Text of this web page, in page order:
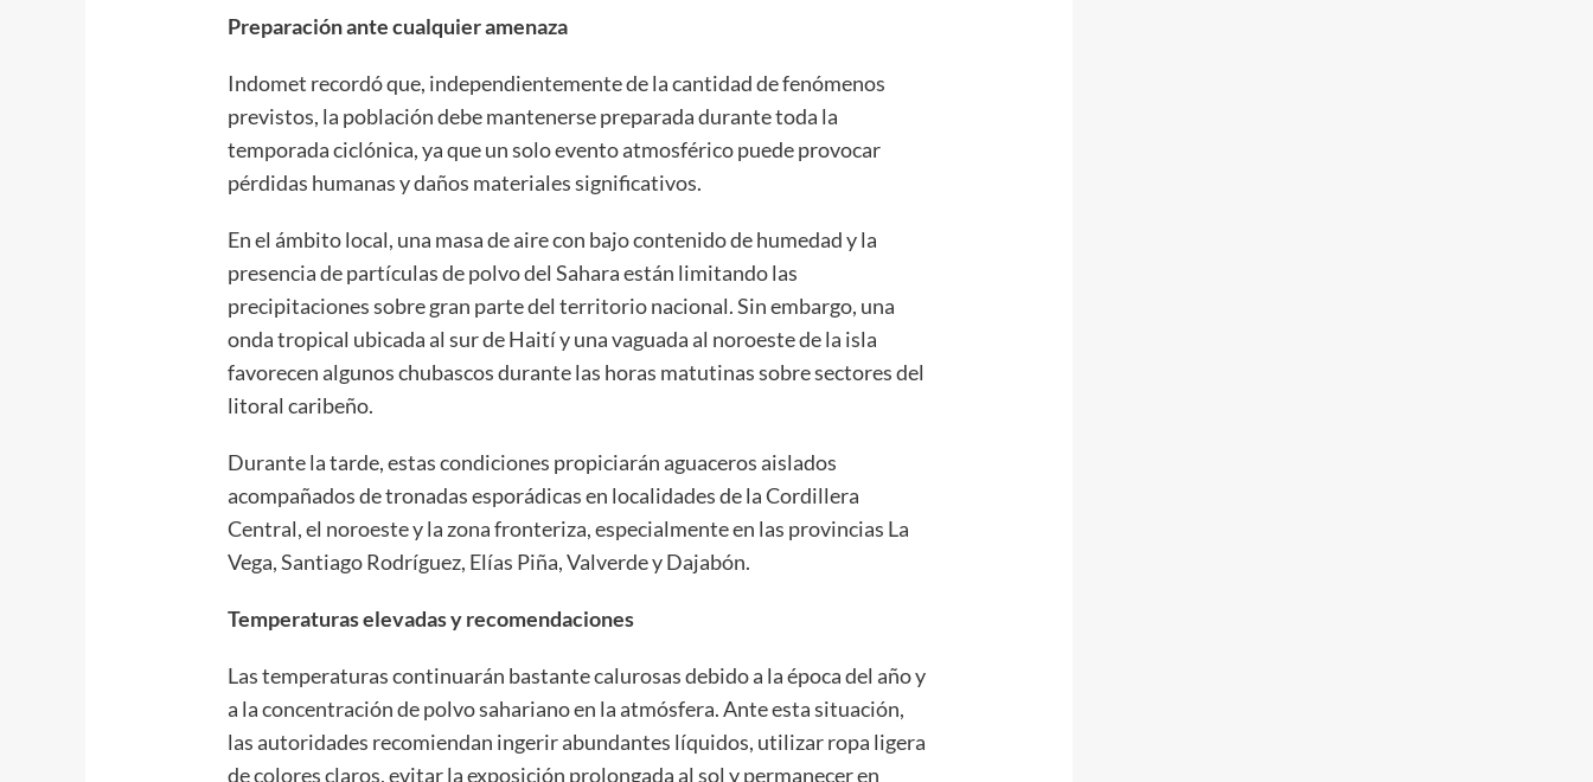
Preparación ante cualquier amenaza
Indomet recordó que, independientemente de la cantidad de fenómenos
previstos, la población debe mantenerse preparada durante toda la
temporada ciclónica, ya que un solo evento atmosférico puede provocar
pérdidas humanas y daños materiales significativos.
En el ámbito local, una masa de aire con bajo contenido de humedad y la
presencia de partículas de polvo del Sahara están limitando las
precipitaciones sobre gran parte del territorio nacional. Sin embargo, una
onda tropical ubicada al sur de Haití y una vaguada al noroeste de la isla
favorecen algunos chubascos durante las horas matutinas sobre sectores del
litoral caribeño.
Durante la tarde, estas condiciones propiciarán aguaceros aislados
acompañados de tronadas esporádicas en localidades de la Cordillera
Central, el noroeste y la zona fronteriza, especialmente en las provincias La
Vega, Santiago Rodríguez, Elías Piña, Valverde y Dajabón.
Temperaturas elevadas y recomendaciones
Las temperaturas continuarán bastante calurosas debido a la época del año y
a la concentración de polvo sahariano en la atmósfera. Ante esta situación,
las autoridades recomiendan ingerir abundantes líquidos, utilizar ropa ligera
de colores claros, evitar la exposición prolongada al sol y permanecer en